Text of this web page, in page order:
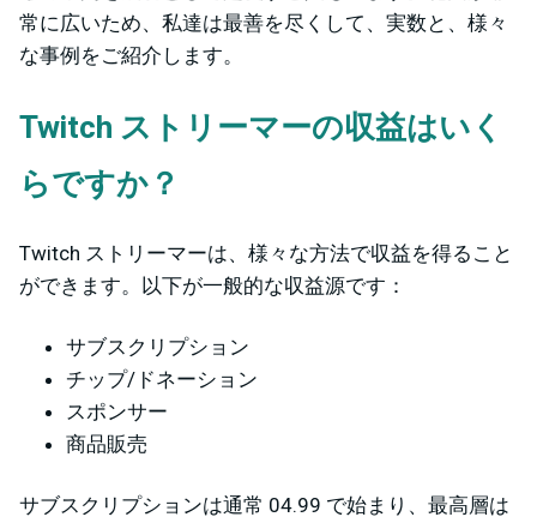
常に広いため、私達は最善を尽くして、実数と、様々
な事例をご紹介します。
Twitch ストリーマーの収益はいく
らですか？
Twitch ストリーマーは、様々な方法で収益を得ること
ができます。以下が一般的な収益源です：
サブスクリプション
チップ/ドネーション
スポンサー
商品販売
サブスクリプションは通常 04.99 で始まり、最高層は